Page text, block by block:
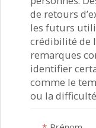
de retours
les futurs
crédibilité de
remarques
identifier
comme le
ou la